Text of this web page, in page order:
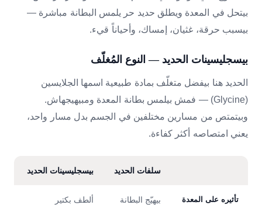
بيتحل في المعدة ويطلق حديد حر يلمس البطانة مباشرة —
بيسبب حرقة، غثيان، إمساك، وأحياناً قيء.
بيسجليسينات الحديد — النوع المُغلّف
الحديد هنا بيفضل متغلّف بمادة طبيعية اسمها الجلايسين
(Glycine) — فمش بيلمس بطانة المعدة ومبيهيجهاش.
وبيتمتص من مسارين مختلفين في الجسم بدل مسار واحد،
يعني امتصاصه أكثر كفاءة.
سلفات الحديد بيسجليسينات الحديد
تأثيره على المعدة بيهيّج البطانة ألطف بكتير